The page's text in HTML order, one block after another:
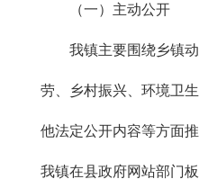
（一）主动公开
我镇主要围绕乡镇
劳、乡村振兴、环境卫
他法定公开内容等方面
我镇在县政府网站部门